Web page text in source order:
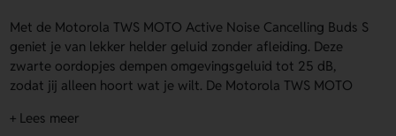
Met de Motorola TWS MOTO Active Noise Cancelling Buds S
geniet je van lekker helder geluid zonder afleiding. Deze
zwarte oordopjes dempen omgevingsgeluid tot 25 dB,
zodat jij alleen hoort wat je wilt. De Motorola TWS MOTO
touchbediening, ingebouwde Alexa en werken ook met Siri®
+ Lees meer